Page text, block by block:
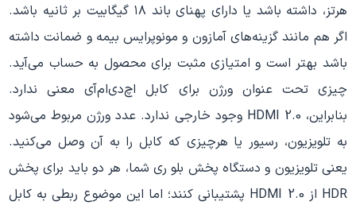
هرتز، داشته باشد یا دارای پهنای باند ۱۸ گیگابیت بر ثانیه باشد.
اگر هم مانند گزینه‌های آمازون و مونوپرایس بیمه و ضمانت داشته
باشد بهتر است و امتیازی مثبت برای محصول به حساب می‌آید.
چیزی تحت عنوان ورژن برای کابل اچ‌دی‌ام‌آی معنی ندارد.
بنابراین، HDMI 2.0 وجود خارجی ندارد. عدد ورژن مربوط می‌شود
به تلویزیون، رسیور یا هرچیزی که کابل را به آن وصل می‌کنید.
یعنی تلویزیون و دستگاه پخش بلو ری شما، هر دو باید برای پخش
HDR از HDMI 2.0 پشتیبانی کنند؛ اما این موضوع ربطی به کابل